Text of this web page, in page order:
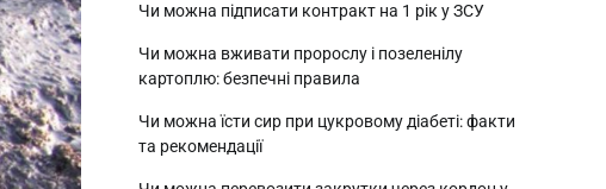
Чи можна підписати контракт на 1 рік у ЗСУ
Чи можна вживати пророслу і позеленілу
картоплю: безпечні правила
Чи можна їсти сир при цукровому діабеті: факти
та рекомендації